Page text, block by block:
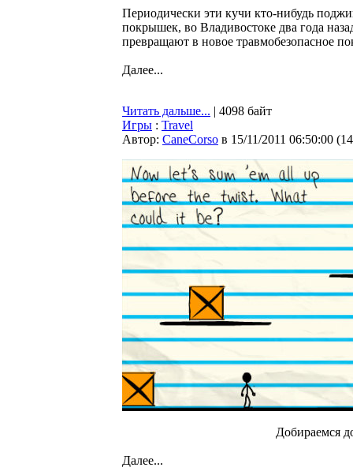
Периодически эти кучи кто-нибудь
покрышек, во Владивостоке два года
превращают в новое травмобезопасное
Далее...
Читать дальше... | 4098 байт
Игры : Travel
Автор: CaneCorso в 15/11/2011 06:50:00 (
Добираемся
Далее...